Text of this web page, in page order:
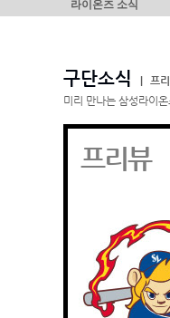
라이온즈 소식
구단소식
프
미리 만나는 삼성라이
프리뷰